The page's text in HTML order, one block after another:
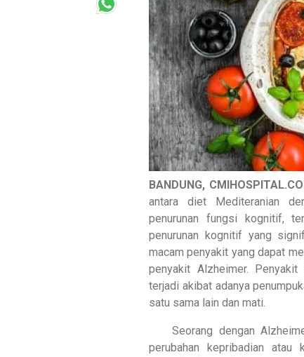
BANDUNG,
antara diet Mediteranian
penurunan fungsi kognitif,
penurunan kognitif yang
macam penyakit yang dapat
penyakit Alzheimer.
terjadi akibat adanya
satu sama lain dan mati.
Seorang dengan
perubahan kepribadian atau